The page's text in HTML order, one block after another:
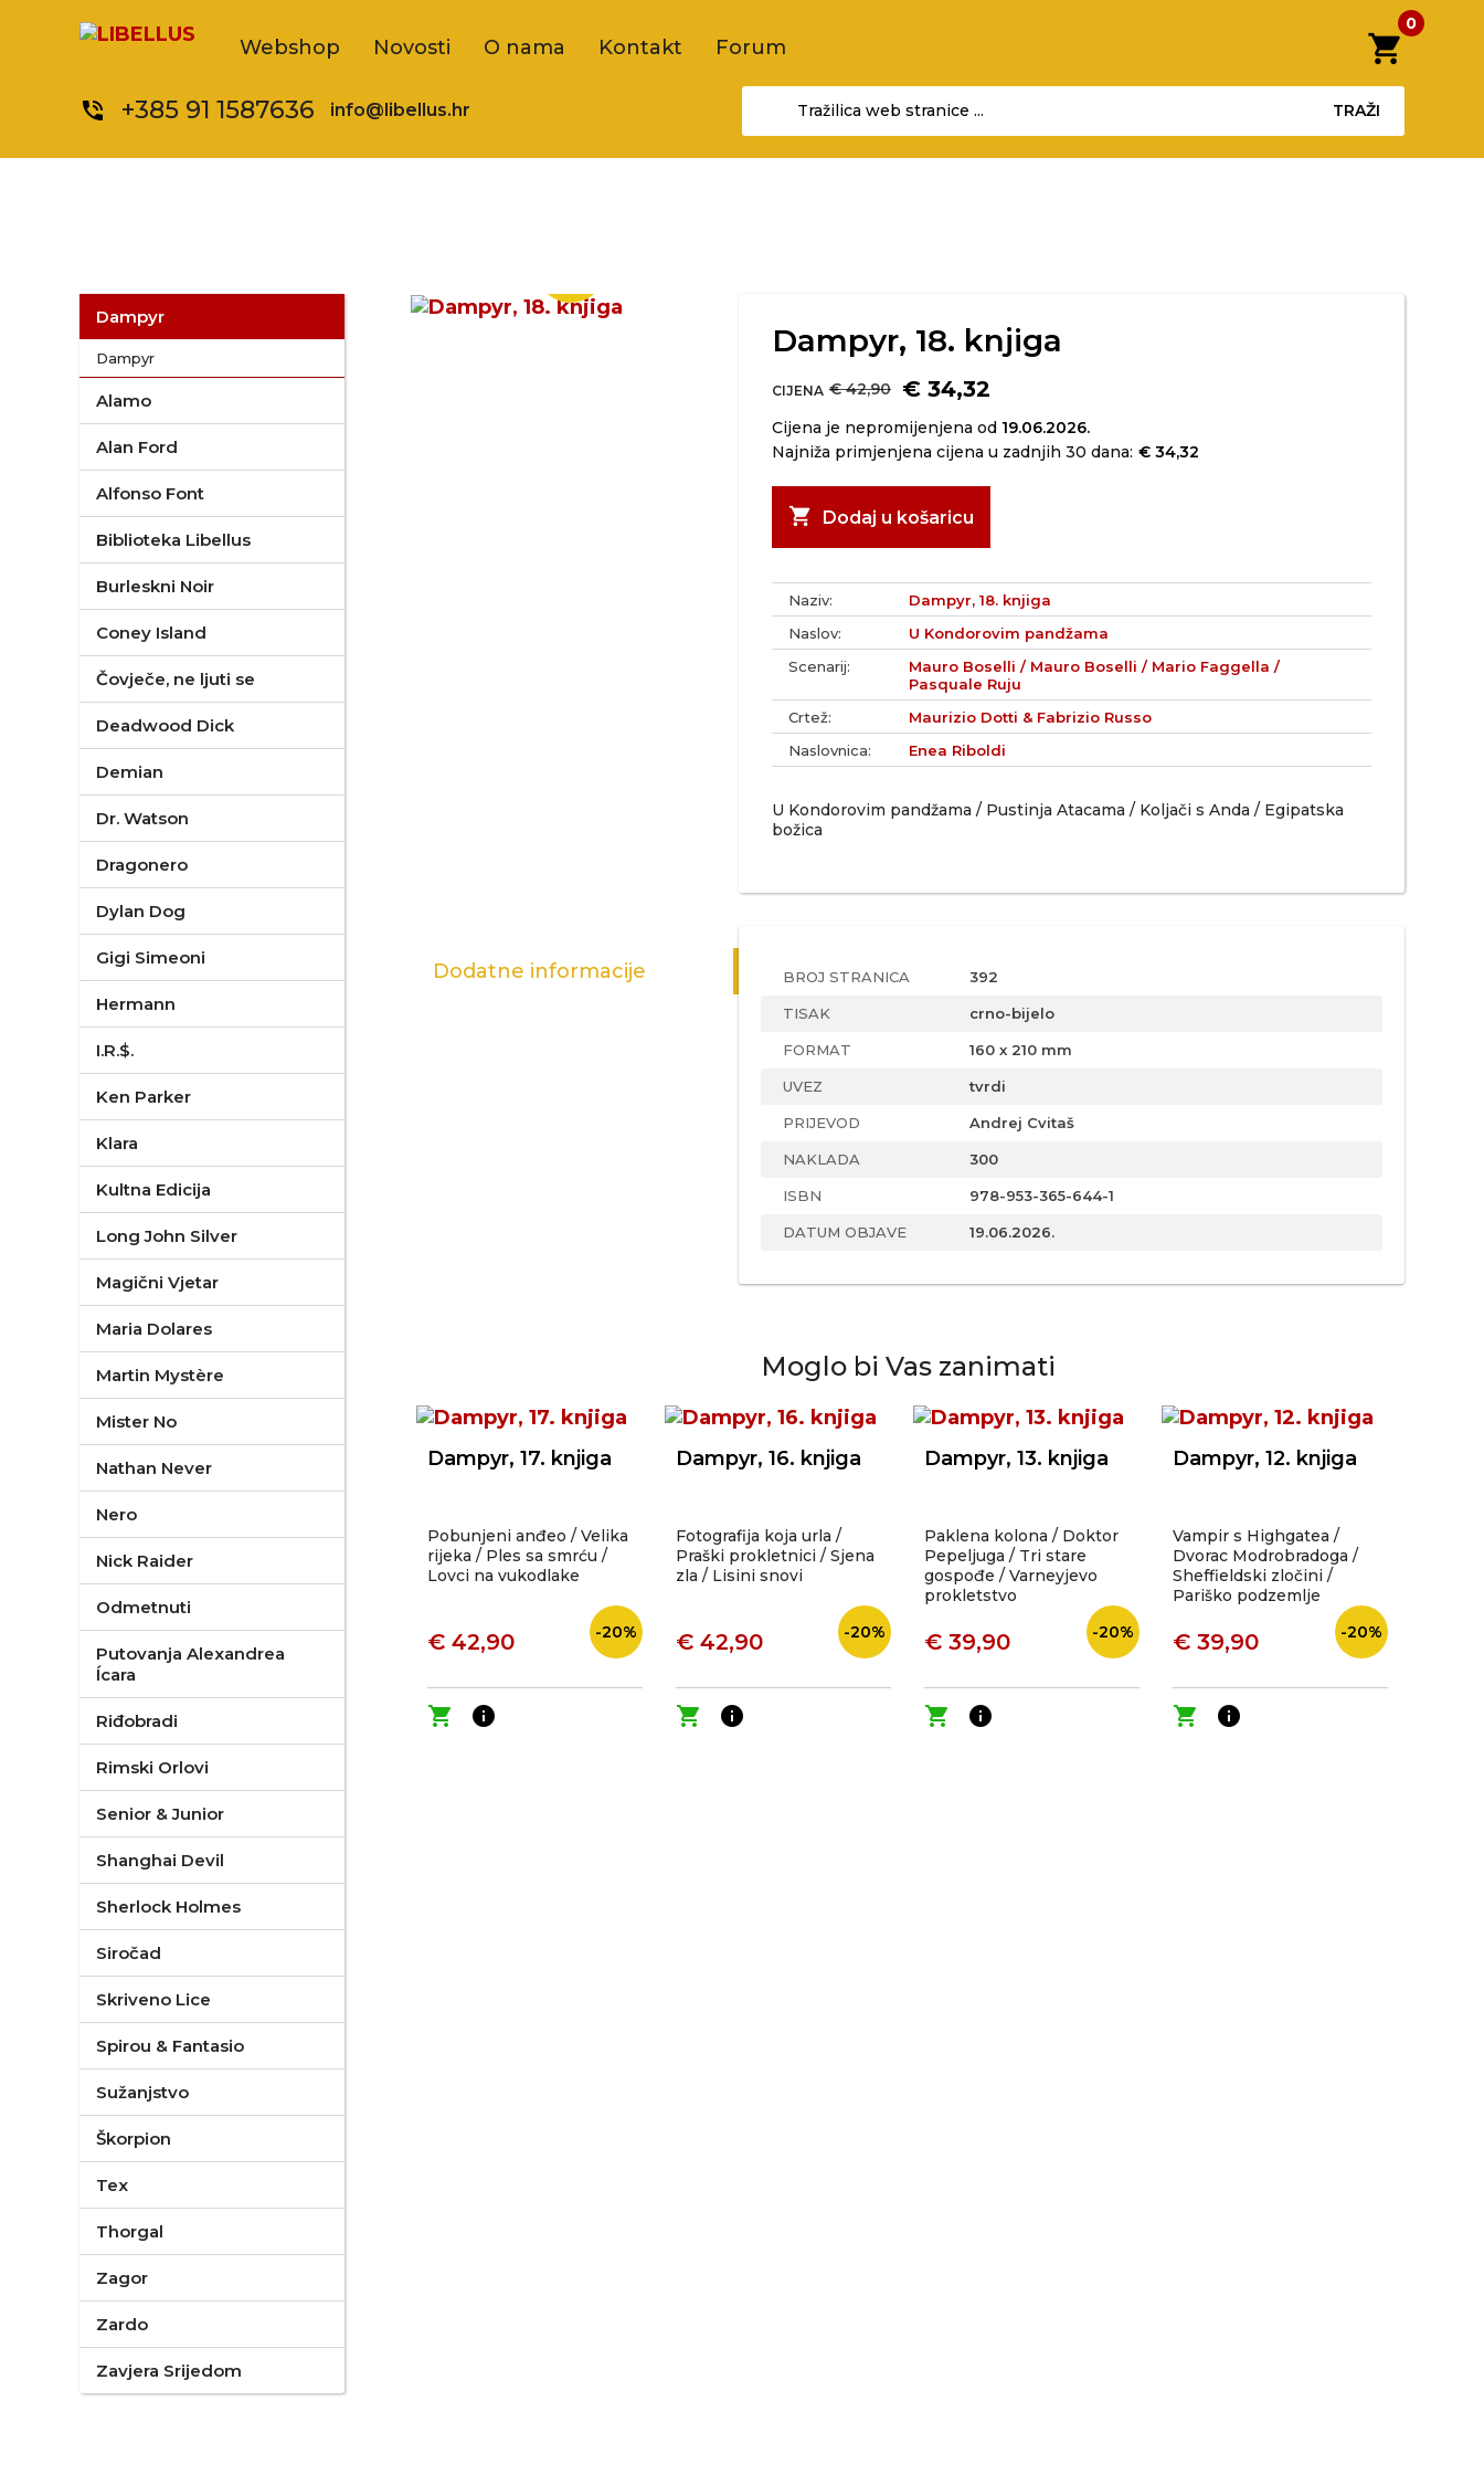
Webshop Novosti O nama Kontakt Forum shopping_cart
0
phone_in_talk +385 91 1587636 info@libellus.hr TRAŽI
Dampyr
Dampyr
Alamo
Alan Ford
Alfonso Font
Biblioteka Libellus
Burleskni Noir
Coney Island
Čovječe, ne ljuti se
Deadwood Dick
Demian
Dr. Watson
Dragonero
Dylan Dog
Gigi Simeoni
Hermann
I.R.$.
Ken Parker
Klara
Kultna Edicija
Long John Silver
Magični Vjetar
Maria Dolares
Martin Mystère
Mister No
Nathan Never
Nero
Nick Raider
Odmetnuti
Putovanja Alexandrea
Ícara
Riđobradi
Rimski Orlovi
Senior & Junior
Shanghai Devil
Sherlock Holmes
Siročad
Skriveno Lice
Spirou & Fantasio
Sužanjstvo
Škorpion
Tex
Thorgal
Zagor
Zardo
Zavjera Srijedom
Dampyr, 18. knjiga
CIJENA € 42,90 € 34,32
Cijena je nepromijenjena od 19.06.2026.
Najniža primjenjena cijena u zadnjih 30 dana: € 34,32
shopping_cart Dodaj u košaricu
Naziv:
Dampyr, 18. knjiga
Naslov:
U Kondorovim pandžama
Scenarij:
Mauro Boselli / Mauro Boselli / Mario Faggella /
Pasquale Ruju
Crtež:
Maurizio Dotti & Fabrizio Russo
Naslovnica:
Enea Riboldi
U Kondorovim pandžama / Pustinja Atacama / Koljači s Anda / Egipatska
božica
Dodatne informacije BROJ STRANICA 392
TISAK crno-bijelo
FORMAT 160 x 210 mm
UVEZ tvrdi
PRIJEVOD Andrej Cvitaš
NAKLADA 300
ISBN 978-953-365-644-1
DATUM OBJAVE 19.06.2026.
Moglo bi Vas zanimati
Dampyr, 17. knjiga
Pobunjeni anđeo / Velika
rijeka / Ples sa smrću /
Lovci na vukodlake
€ 42,90 -20%
shopping_cart info
Dampyr, 16. knjiga
Fotografija koja urla /
Praški prokletnici / Sjena
zla / Lisini snovi
€ 42,90 -20%
shopping_cart info
Dampyr, 13. knjiga
Paklena kolona / Doktor
Pepeljuga / Tri stare
gospođe / Varneyjevo
prokletstvo
€ 39,90 -20%
shopping_cart info
Dampyr, 12. knjiga
Vampir s Highgatea /
Dvorac Modrobradoga /
Sheffieldski zločini /
Pariško podzemlje
€ 39,90 -20%
shopping_cart info